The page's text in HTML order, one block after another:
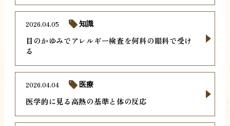
目のかゆみでアレルギー検査を何科の眼科で受け
る
2026.04.05 知識
医学的に見る高熱の基準と体の反応
2026.04.04 医療